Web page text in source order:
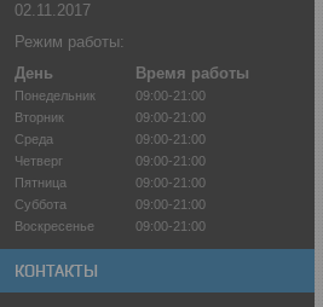
02.11.2017
Режим работы:
День
Время работы
Понедельник
09:00-21:00
Вторник
09:00-21:00
Среда
09:00-21:00
Четверг
09:00-21:00
Пятница
09:00-21:00
Суббота
09:00-21:00
Воскресенье
09:00-21:00
КОНТАКТЫ